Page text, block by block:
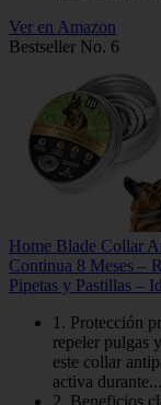
Ver en Amazon
Bestseller No. 6
Home Blade Collar
Continua 8 Meses –
Pipetas y Pastillas –
1. Protección
repeler pulgas
este collar
activa durante...
2. Beneficios